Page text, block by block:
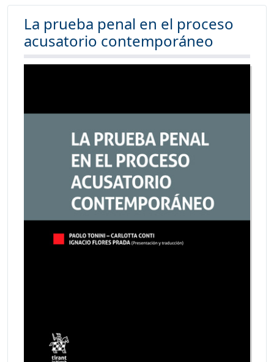
La prueba penal en el proceso
acusatorio contemporáneo